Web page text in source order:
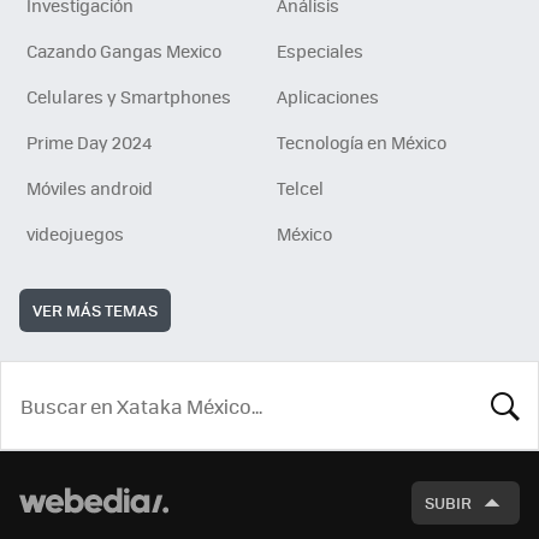
Investigación
Análisis
Cazando Gangas Mexico
Especiales
Celulares y Smartphones
Aplicaciones
Prime Day 2024
Tecnología en México
Móviles android
Telcel
videojuegos
México
VER MÁS TEMAS
SUBIR